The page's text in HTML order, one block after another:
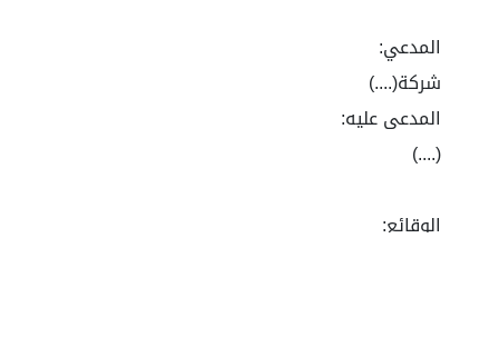
المدعي:
شركة(....)
المدعى عليه:
(....)
الوقائع: